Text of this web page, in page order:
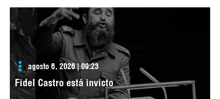
agosto 6, 2026 | 09:23
Fidel Castro está invicto